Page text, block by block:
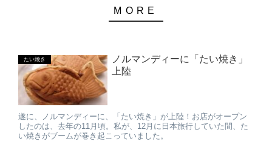
たい焼き
ノルマンディーに「たい焼き」
上陸
遂に、ノルマンディーに、「たい焼き」が上陸！お店がオープン
したのは、去年の11月頃。私が、12月に日本旅行していた間、た
い焼きがブームが巻き起こっていました。